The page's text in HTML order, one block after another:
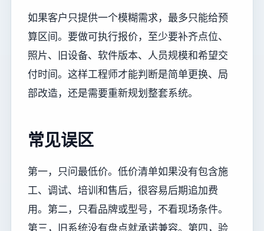
如果客户只提供一个模糊需求，最多只能给预
算区间。要做可执行报价，至少要补齐点位、
照片、旧设备、软件版本、人员规模和希望交
付时间。这样工程师才能判断是简单更换、局
部改造，还是需要重新规划整套系统。
常见误区
第一，只问最低价。低价清单如果没有包含施
工、调试、培训和售后，很容易后期追加费
用。第二，只看品牌或型号，不看现场条件。
第三，旧系统没有盘点就承诺兼容。第四，验